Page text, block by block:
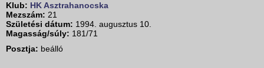
Klub: HK Asztrahanocska
Mezszám: 21
Születési dátum: 1994. augusztus 10.
Magasság/súly: 181/71
Posztja: beálló